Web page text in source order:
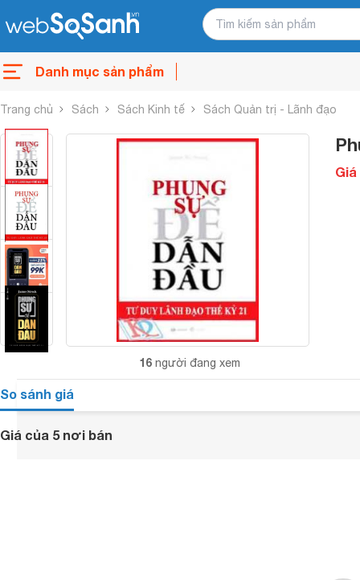
Danh mục sản phẩm
Trang chủ Sách Sách Kinh tế Sách Quản trị - Lãnh đạo
16 người đang xem
So sánh giá
Giá của 5 nơi bán